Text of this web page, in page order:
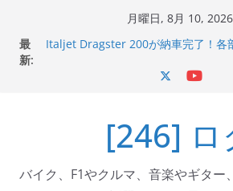
月曜日, 8月 10, 2026
最
新:
Italjet Dragster 200が納車完了！各
器エフェクターが返礼品でもらえる
Italjet Dragster 200のフロントISSサ
コーナリングが楽しくなった
[246] ロ
バイク、F1やクルマ、音楽やギター